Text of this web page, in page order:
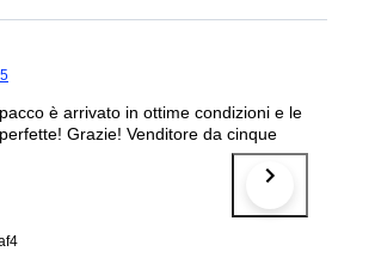
è arrivato in ottime condizioni e le
Grazie! Venditore da cinque